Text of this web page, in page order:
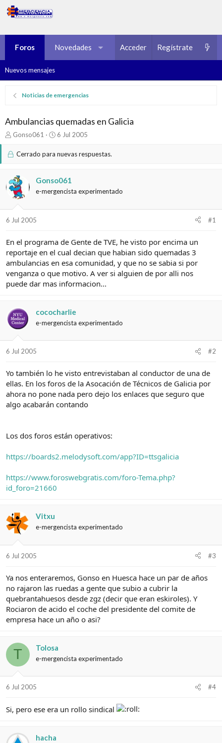
Foros Novedades Multimedia Recursos
Acceder Regístrate
Nuevos mensajes
Noticias de emergencias
Ambulancias quemadas en Galicia
I
i
a
d
o
e
t
e
m
a
Gonso061
F
c
d
o
6 Jul 2005
Cerrado para nuevas respuestas.
Gonso061
e-mergencista experimentado
6 Jul 2005 #1
En el programa de Gente de TVE, he visto por encima un
reportaje en el cual decian que habian sido quemadas 3
ambulancias en esa comunidad, y que no se sabia si por
venganza o que motivo. A ver si alguien de por alli nos
puede dar mas informacion...
cococharlie
e-mergencista experimentado
6 Jul 2005 #2
Yo también lo he visto entrevistaban al conductor de una de
ellas. En los foros de la Asocación de Técnicos de Galicia por
ahora no pone nada pero dejo los enlaces que seguro que
algo acabarán contando
Los dos foros están operativos:
https://boards2.melodysoft.com/app?ID=ttsgalicia
https://www.foroswebgratis.com/foro-Tema.php?
id_foro=21660
Vitxu
e-mergencista experimentado
6 Jul 2005 #3
Ya nos enteraremos, Gonso en Huesca hace un par de años
no rajaron las ruedas a gente que subio a cubrir la
quebrantahuesos desde zgz (decir que eran eskiroles). Y
Rociaron de acido el coche del presidente del comite de
empresa hace un año o asi?
T Tolosa
e-mergencista experimentado
6 Jul 2005 #4
Si, pero ese era un rollo sindical
hacha